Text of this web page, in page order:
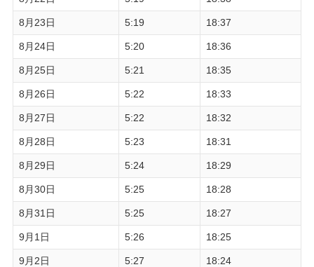
8月23日 5:19 18:37
8月24日 5:20 18:36
8月25日 5:21 18:35
8月26日 5:22 18:33
8月27日 5:22 18:32
8月28日 5:23 18:31
8月29日 5:24 18:29
8月30日 5:25 18:28
8月31日 5:25 18:27
9月1日 5:26 18:25
9月2日 5:27 18:24